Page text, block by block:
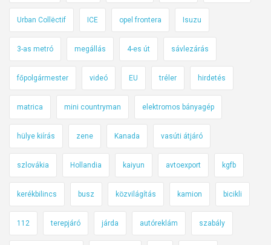
l
e
m
h
á
l
ó
z
t
t
é
Urban Collëctif ICE opel frontera Isuzu
3-as metró megállás 4-es út sávlezárás
főpolgármester videó EU tréler hirdetés
matrica mini countryman elektromos bányagép
hülye kiírás zene Kanada vasúti átjáró
szlovákia Hollandia kaiyun avtoexport kgfb
kerékbilincs busz közvilágítás kamion bicikli
112 terepjáró járda autóreklám szabály